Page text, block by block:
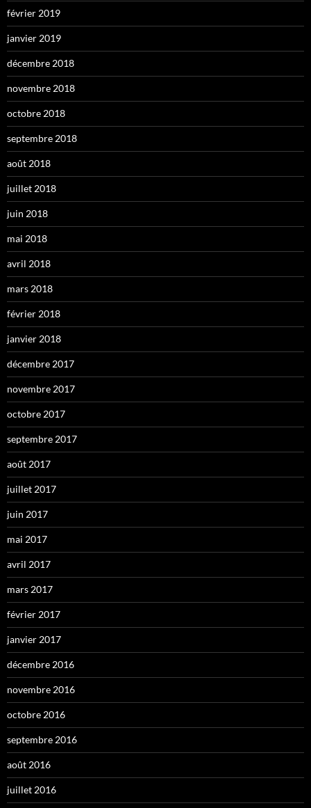
février 2019
janvier 2019
décembre 2018
novembre 2018
octobre 2018
septembre 2018
août 2018
juillet 2018
juin 2018
mai 2018
avril 2018
mars 2018
février 2018
janvier 2018
décembre 2017
novembre 2017
octobre 2017
septembre 2017
août 2017
juillet 2017
juin 2017
mai 2017
avril 2017
mars 2017
février 2017
janvier 2017
décembre 2016
novembre 2016
octobre 2016
septembre 2016
août 2016
juillet 2016